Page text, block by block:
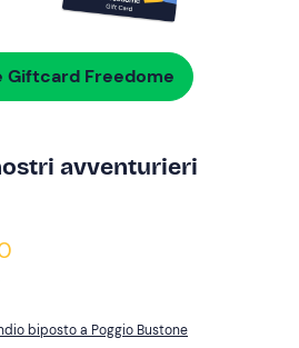
Giftcard Freedome
avventurieri
biposto a Poggio Bustone